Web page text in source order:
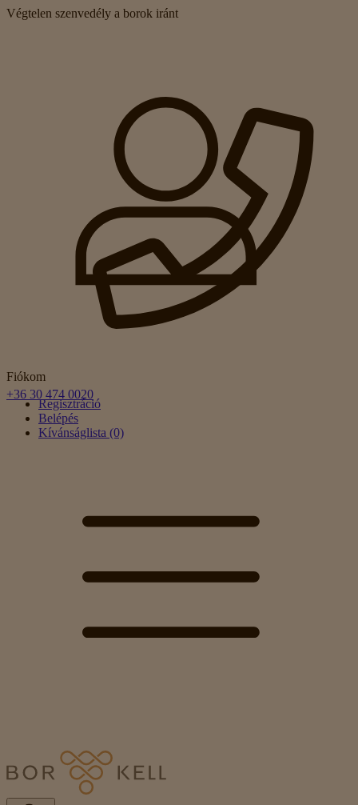
Végtelen szenvedély a borok iránt
Fiókom
Regisztráció
Belépés
Kívánságlista (0)
+36 30 474 0020